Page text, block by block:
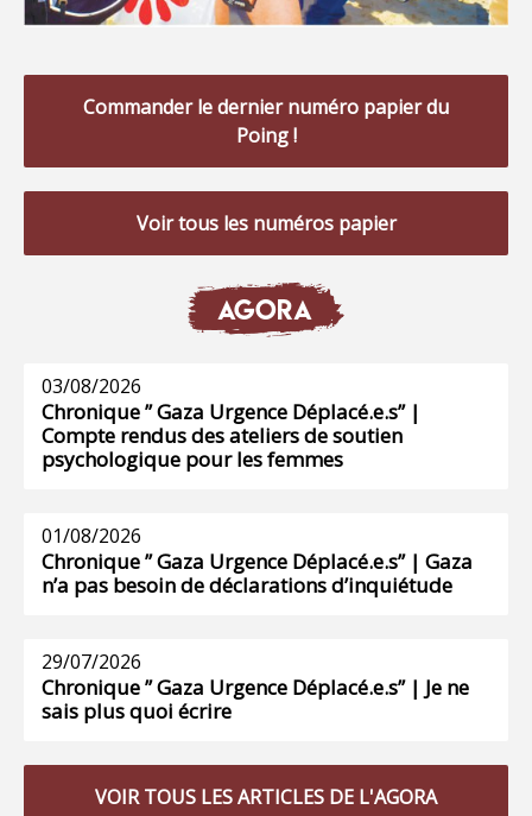
Commander le dernier numéro papier du
Poing !
Voir tous les numéros papier
AGORA
03/08/2026
Chronique ” Gaza Urgence Déplacé.e.s” |
Compte rendus des ateliers de soutien
psychologique pour les femmes
01/08/2026
Chronique ” Gaza Urgence Déplacé.e.s” | Gaza
n’a pas besoin de déclarations d’inquiétude
29/07/2026
Chronique ” Gaza Urgence Déplacé.e.s” | Je ne
sais plus quoi écrire
VOIR TOUS LES ARTICLES DE L'AGORA